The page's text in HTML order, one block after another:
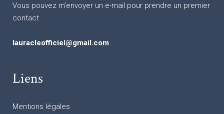
Vous pouvez m’envoyer un e-mail pour prendre un premier
contact
lauracleofficiel@gmail.com
Liens
Mentions légales